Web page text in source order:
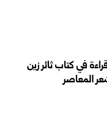
في كتاب ثائر زين
المعاصر